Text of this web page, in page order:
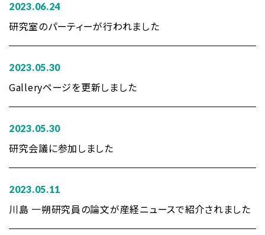
2023.06.24
研究室のパーティーが行われました
2023.05.30
Galleryページを更新しました
2023.05.30
研究会議に参加しました
2023.05.11
川島 一朔研究員の論文が産経ニュースで紹介されました